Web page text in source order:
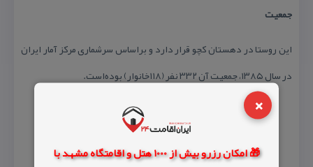
×
🎁 امکان رزرو بیش از 1000 هتل و اقامتگاه مشهد با
جمعیت
این روستا در دهستان كچو قرار دارد و براساس سرشماری مركز آمار ایران
در سال ۱۳۸۵، جمعیت آن ۳۳۲ نفر (۱۱۸خانوار) بوده‌است.